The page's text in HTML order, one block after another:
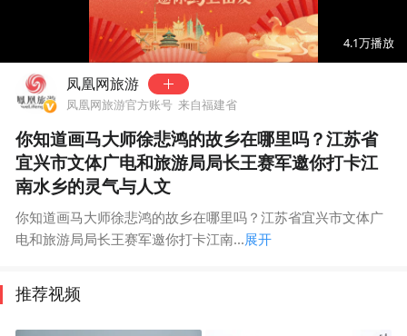
01:17
4.1万播放
凤凰网旅游
凤凰网旅游官方账号 来自福建省
你知道画马大师徐悲鸿的故乡在哪里吗？江苏省
宜兴市文体广电和旅游局局长王赛军邀你打卡江
南水乡的灵气与人文
你知道画马大师徐悲鸿的故乡在哪里吗？江苏省宜兴市文体广
电和旅游局局长王赛军邀你打卡江南...展开
推荐视频